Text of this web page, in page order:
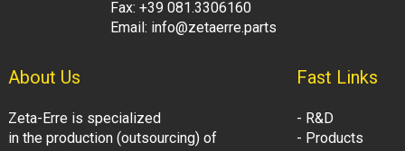
Fax: +39 081.3306160
Email: info@zetaerre.parts
About Us
Zeta-Erre is specialized
in the production (outsourcing) of
Fast Links
- R&D
- Products